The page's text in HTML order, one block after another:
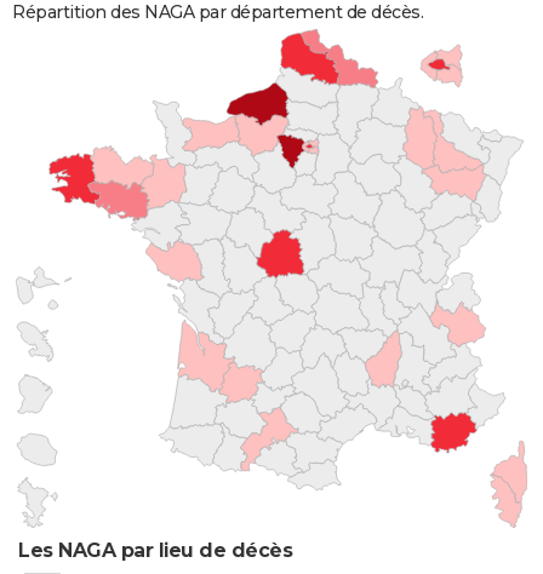
Répartition des NAGA par département de décès.
Les NAGA par lieu de décès